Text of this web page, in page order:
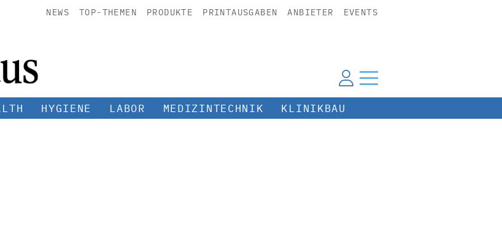
NEWS TOP-THEMEN PRODUKTE PRINTAUSGABEN ANBIETER EVENTS
HYGIENE LABOR MEDIZINTECHNIK KLINIKBAU